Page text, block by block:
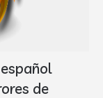
de